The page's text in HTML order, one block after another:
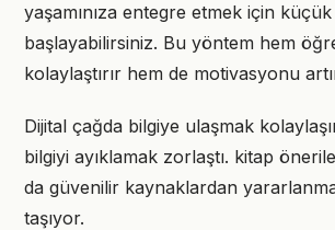
yaşamınıza entegre etmek için
başlayabilirsiniz. Bu yöntem hem
kolaylaştırır hem de motivasyonu
Dijital çağda bilgiye ulaşmak
bilgiyi ayıklamak zorlaştı. kitap
da güvenilir kaynaklardan
taşıyor.